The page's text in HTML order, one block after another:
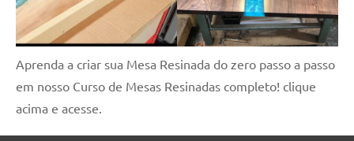
Aprenda a criar sua Mesa Resinada do zero passo a passo
em nosso Curso de Mesas Resinadas completo! clique
acima e acesse.